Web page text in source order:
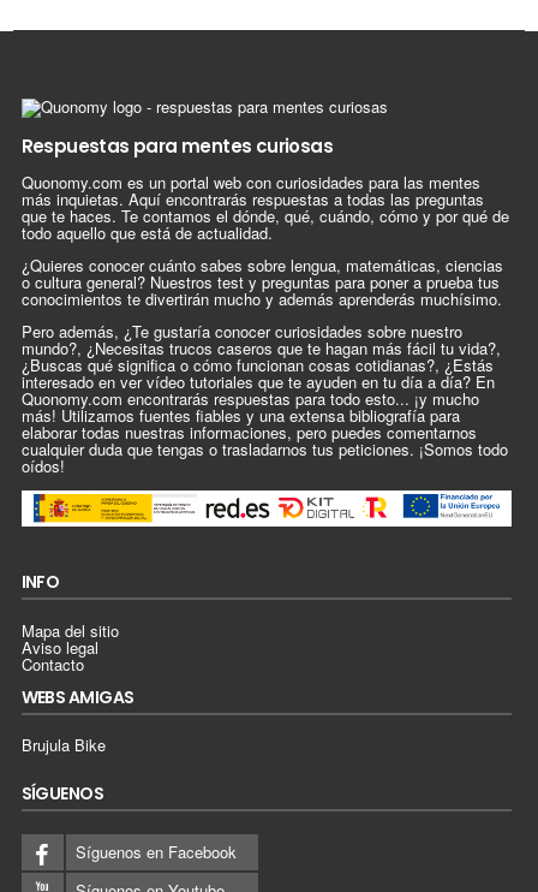
Respuestas para mentes curiosas
Quonomy.com es un portal web con curiosidades para las mentes
más inquietas. Aquí encontrarás respuestas a todas las preguntas
que te haces. Te contamos el dónde, qué, cuándo, cómo y por qué de
todo aquello que está de actualidad.
¿Quieres conocer cuánto sabes sobre lengua, matemáticas, ciencias
o cultura general? Nuestros test y preguntas para poner a prueba tus
conocimientos te divertirán mucho y además aprenderás muchísimo.
Pero además, ¿Te gustaría conocer curiosidades sobre nuestro
mundo?, ¿Necesitas trucos caseros que te hagan más fácil tu vida?,
¿Buscas qué significa o cómo funcionan cosas cotidianas?, ¿Estás
interesado en ver vídeo tutoriales que te ayuden en tu día a día? En
Quonomy.com encontrarás respuestas para todo esto... ¡y mucho
más! Utilizamos fuentes fiables y una extensa bibliografía para
elaborar todas nuestras informaciones, pero puedes comentarnos
cualquier duda que tengas o trasladarnos tus peticiones. ¡Somos todo
oídos!
INFO
Mapa del sitio
Aviso legal
Contacto
WEBS AMIGAS
Brujula Bike
SÍGUENOS
Síguenos en Facebook